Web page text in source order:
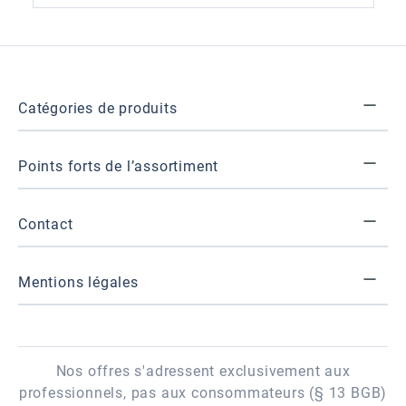
Catégories de produits
Points forts de l’assortiment
Contact
Mentions légales
Nos offres s'adressent exclusivement aux
professionnels, pas aux consommateurs (§ 13 BGB)